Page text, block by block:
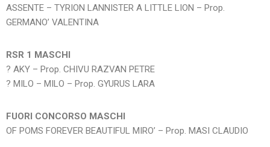
ASSENTE – TYRION LANNISTER A LITTLE LION – Prop.
GERMANO’ VALENTINA
RSR 1 MASCHI
? AKY – Prop. CHIVU RAZVAN PETRE
? MILO – MILO – Prop. GYURUS LARA
FUORI CONCORSO MASCHI
OF POMS FOREVER BEAUTIFUL MIRO’ – Prop. MASI CLAUDIO